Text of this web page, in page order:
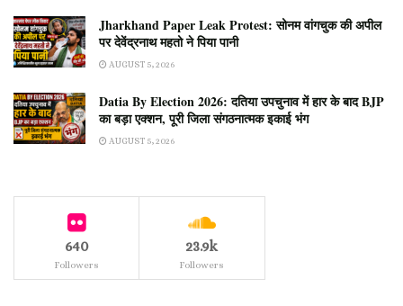
Jharkhand Paper Leak Protest: सोनम वांगचुक की अपील
पर देवेंद्रनाथ महतो ने पिया पानी
AUGUST 5, 2026
Datia By Election 2026: दतिया उपचुनाव में हार के बाद BJP
का बड़ा एक्शन, पूरी जिला संगठनात्मक इकाई भंग
AUGUST 5, 2026
640
Followers
23.9k
Followers